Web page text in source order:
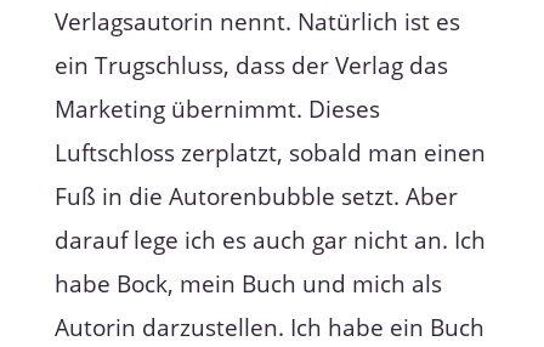
Verlagsautorin nennt. Natürlich ist es
ein Trugschluss, dass der Verlag das
Marketing übernimmt. Dieses
Luftschloss zerplatzt, sobald man einen
Fuß in die Autorenbubble setzt. Aber
darauf lege ich es auch gar nicht an. Ich
habe Bock, mein Buch und mich als
Autorin darzustellen. Ich habe ein Buch